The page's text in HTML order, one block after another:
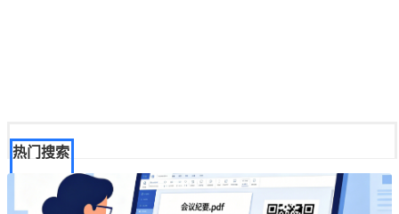
热门搜索